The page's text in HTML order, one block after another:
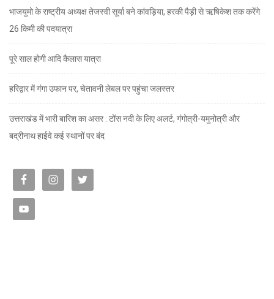
भाजयुमो के राष्ट्रीय अध्यक्ष तेजस्वी सूर्या बने कांवड़िया, हरकी पैड़ी से ऋषिकेश तक करेंगे
26 किमी की पदयात्रा
पूरे साल होगी आदि कैलास यात्रा
हरिद्वार में गंगा उफान पर, चेतावनी लेबल पर पहुंचा जलस्तर
उत्तराखंड में भारी बारिश का असर : टोंस नदी के लिए अलर्ट, गंगोत्री-यमुनोत्री और
बद्रीनाथ हाईवे कई स्थानों पर बंद